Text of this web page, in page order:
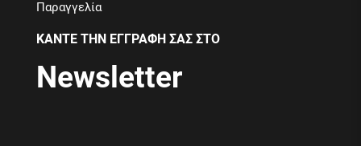
Παραγγελία
ΚΑΝΤΕ ΤΗΝ ΕΓΓΡΑΦΗ ΣΑΣ ΣΤΟ
Newsletter